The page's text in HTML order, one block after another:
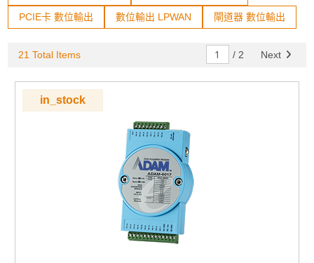
PCIE卡 數位輸出 數位輸出 LPWAN 閘道器 數位輸出
21 Total Items / 2 Next
in_stock